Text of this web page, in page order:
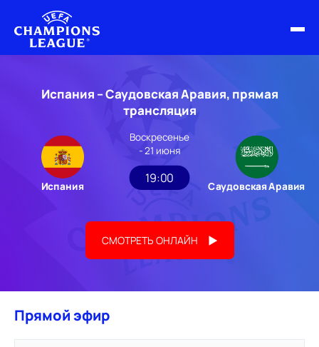
НОВОСТИ
РАСПИСАНИЕ
Испания – Саудовская Аравия, прямая
трансляция
Испания
Воскресенье
- 21 июня
19:00
Саудовская Аравия
СМОТРЕТЬ ОНЛАЙН
Прямой эфир